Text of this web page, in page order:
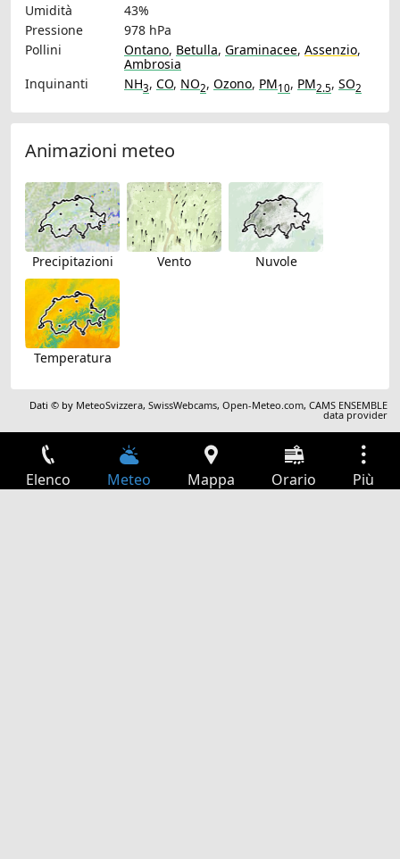
Umidità
43%
Pressione
978 hPa
Pollini
Ontano, Betulla, Graminacee, Assenzio,
Ambrosia
Inquinanti
NH3, CO, NO2, Ozono, PM10, PM2.5, SO2
Animazioni meteo
Precipitazioni Vento Nuvole
Temperatura
Dati © by MeteoSvizzera,SwissWebcams,Open-Meteo.com,CAMS ENSEMBLE
data provider
Elenco Meteo Mappa Orario Più